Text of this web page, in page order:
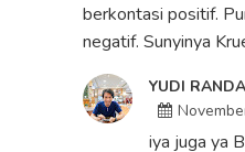
berkontasi positif.
negatif. Sunyinya
YUDI RANDA
iya juga ya